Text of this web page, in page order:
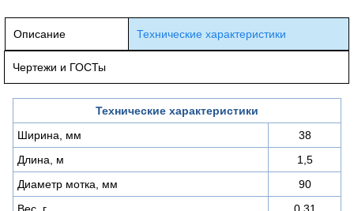
Описание Технические характеристики
Чертежи и ГОСТы
Технические характеристики
Ширина, мм
38
Длина, м
1,5
Диаметр мотка, мм
90
Вес, г
0,31